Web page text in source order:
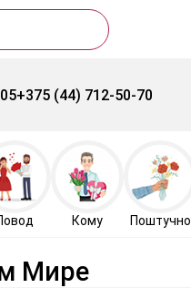
+375 (44) 712-50-70
Кому Поштучно
Мире